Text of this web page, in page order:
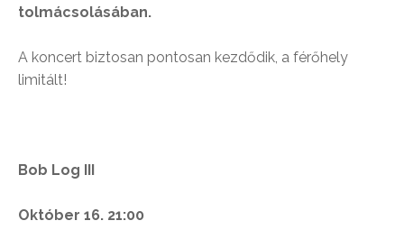
tolmácsolásában.
A koncert biztosan pontosan kezdődik, a férőhely
limitált!
Bob Log III
Október 16. 21:00